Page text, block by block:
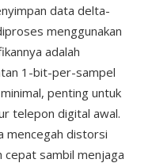
data delta-
menggunakan
adalah
1-bit-per-sampel
penting untuk
telepon digital awal.
mencegah distorsi
cepat sambil menjaga